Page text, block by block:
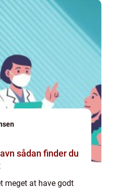
du
meget at have godt